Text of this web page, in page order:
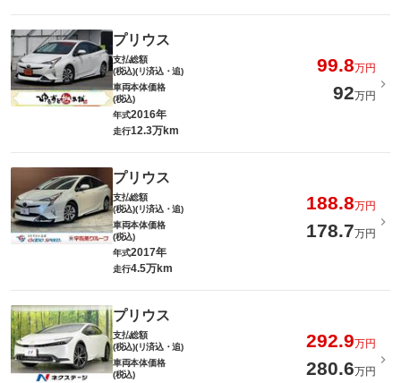
プリウス
支払総額
(税込)(リ済込・追)
99.8万円
車両本体価格
(税込)
92万円
年式2016年
走行12.3万km
プリウス
支払総額
(税込)(リ済込・追)
188.8万円
車両本体価格
(税込)
178.7万円
年式2017年
走行4.5万km
プリウス
支払総額
(税込)(リ済込・追)
292.9万円
車両本体価格
(税込)
280.6万円